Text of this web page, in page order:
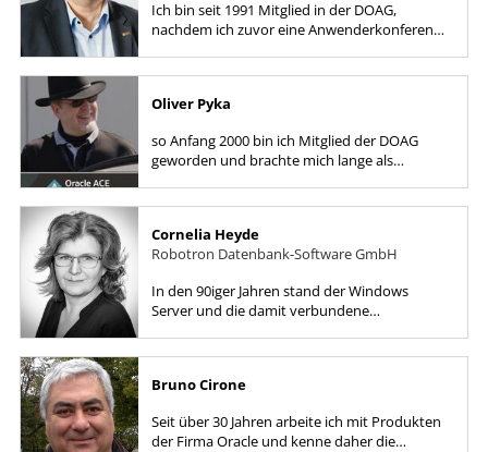
Ich bin seit 1991 Mitglied in der DOAG,
nachdem ich zuvor eine Anwenderkonferenz
Oliver Pyka
so Anfang 2000 bin ich Mitglied der DOAG
geworden und brachte mich lange als
Cornelia Heyde
Robotron Datenbank-Software GmbH
In den 90iger Jahren stand der Windows
Server und die damit verbundene
Bruno Cirone
Seit über 30 Jahren arbeite ich mit Produkten
der Firma Oracle und kenne daher die